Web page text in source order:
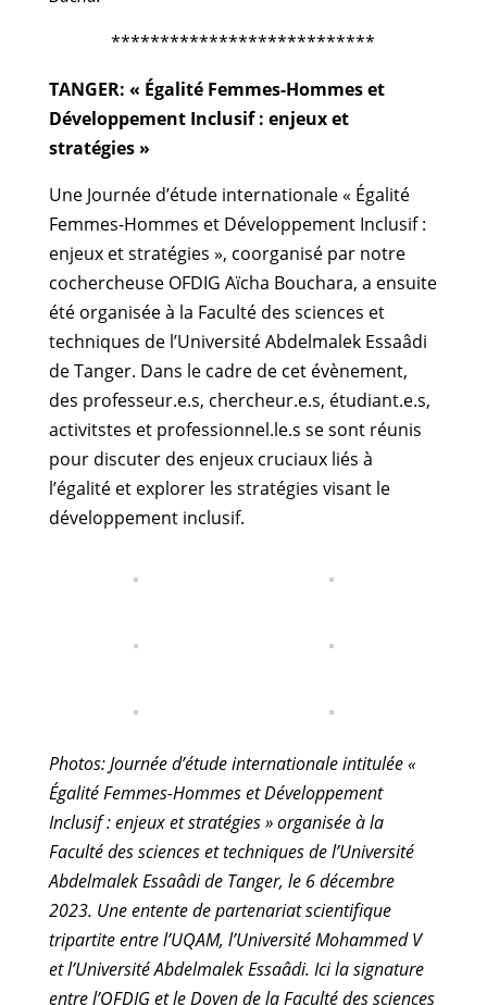
***************************
TANGER: « Égalité Femmes-Hommes et
Développement Inclusif : enjeux et
stratégies »
Une Journée d’étude internationale « Égalité
Femmes-Hommes et Développement Inclusif :
enjeux et stratégies », coorganisé par notre
cochercheuse OFDIG Aïcha Bouchara, a ensuite
été organisée à la Faculté des sciences et
techniques de l’Université Abdelmalek Essaâdi
de Tanger. Dans le cadre de cet évènement,
des professeur.e.s, chercheur.e.s, étudiant.e.s,
activitstes et professionnel.le.s se sont réunis
pour discuter des enjeux cruciaux liés à
l’égalité et explorer les stratégies visant le
développement inclusif.
Photos: Journée d’étude internationale intitulée «
Égalité Femmes-Hommes et Développement
Inclusif : enjeux et stratégies » organisée à la
Faculté des sciences et techniques de l’Université
Abdelmalek Essaâdi de Tanger, le 6 décembre
2023. Une entente de partenariat scientifique
tripartite entre l’UQAM, l’Université Mohammed V
et l’Université Abdelmalek Essaâdi. Ici la signature
entre l’OFDIG et le Doyen de la Faculté des sciences